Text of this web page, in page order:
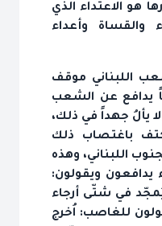
هو الاعتداء الذي
والقساة وأعداء
اللبناني موقف
يدافع عن الشعب
يألُ جهداً في ذلك،
باغتصاب ذلك
اللبناني، وهذه
يدافعون ويقولون:
في شتّى أرجاء
للغاصب: اُخرج